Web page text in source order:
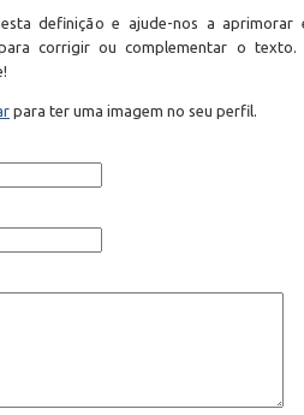
definição e ajude-nos a aprimorar
corrigir ou complementar o texto.
para ter uma imagem no seu perfil.